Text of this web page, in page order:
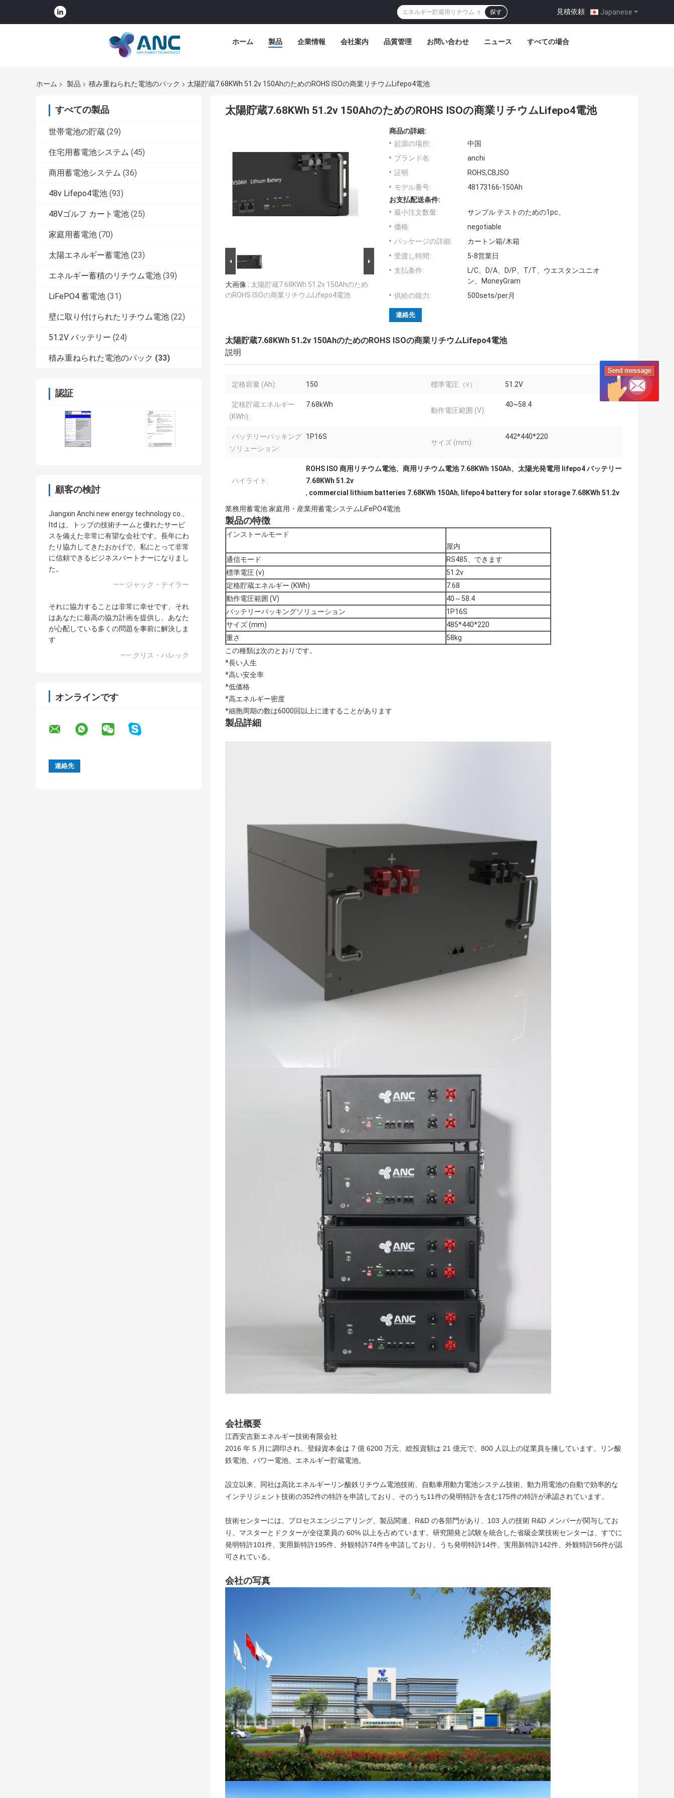
Japanese
見積依頼 |
探す
ホーム 製品 企業情報 会社案内 品質管理 お問い合わせ ニュース すべての場合
ホーム 製品 積み重ねられた電池のパック 太陽貯蔵7.68KWh 51.2v 150AhのためのROHS ISOの商業リチウムLifepo4電池
すべての製品
世帯電池の貯蔵 (29)
住宅用蓄電池システム (45)
商用蓄電池システム (36)
48v Lifepo4電池 (93)
48Vゴルフ カート電池 (25)
家庭用蓄電池 (70)
太陽エネルギー蓄電池 (23)
エネルギー蓄積のリチウム電池 (39)
LiFePO4 蓄電池 (31)
壁に取り付けられたリチウム電池 (22)
51.2V バッテリー (24)
積み重ねられた電池のパック (33)
認証
顧客の検討
Jiangxin Anchi new energy technology co.、
ltd は、トップの技術チームと優れたサービ
スを備えた非常に有望な会社です。長年にわ
たり協力してきたおかげで、私にとって非常
に信頼できるビジネスパートナーになりまし
た。
—— ジャック・テイラー
それに協力することは非常に幸せです、それ
はあなたに最高の協力計画を提供し、あなた
が心配している多くの問題を事前に解決しま
す
—— クリス・ハレック
オンラインです
太陽貯蔵7.68KWh 51.2v 150AhのためのROHS ISOの商業リチウムLifepo4電池
大画像 : 太陽貯蔵7.68KWh 51.2v 150Ahのため
のROHS ISOの商業リチウムLifepo4電池
商品の詳細:
起源の場所:
中国
ブランド名:
anchi
証明:
ROHS,CB,ISO
モデル番号:
48173166-150Ah
お支払配送条件:
最小注文数量:
サンプル テストのための1pc、
価格:
negotiable
パッケージの詳細:
カートン箱/木箱
受渡し時間:
5-8営業日
支払条件:
L/C、D/A、D/P、T/T、ウエスタンユニオ
ン、MoneyGram
供給の能力:
500sets/per月
連絡先
太陽貯蔵7.68KWh 51.2v 150AhのためのROHS ISOの商業リチウムLifepo4電池
説明
定格容量 (Ah): 150 標準電圧（v）: 51.2V
定格貯蔵エネルギー
(KWh):
7.68kWh
動作電圧範囲 (V):
40~58.4
バッテリーパッキング
ソリューション:
1P16S
サイズ (mm):
442*440*220
ハイライト:
ROHS ISO 商用リチウム電池、商用リチウム電池 7.68KWh 150Ah、太陽光発電用 lifepo4 バッテリー
7.68KWh 51.2v
, commercial lithium batteries 7.68KWh 150Ah, lifepo4 battery for solar storage 7.68KWh 51.2v
業務用蓄電池 家庭用・産業用蓄電システムLiFePO4電池
製品の特徴
インストールモード
屋内
通信モード
RS485、できます
標準電圧 (v)
51.2v
定格貯蔵エネルギー (KWh)
7.68
動作電圧範囲 (V)
40～58.4
バッテリーパッキングソリューション
1P16S
サイズ (mm)
485*440*220
重さ
58kg
この種類は次のとおりです。
*長い人生
*高い安全率
*低価格
*高エネルギー密度
*細胞周期の数は6000回以上に達することがあります
製品詳細
会社概要
江西安吉新エネルギー技術有限会社
2016 年 5 月に調印され、登録資本金は 7 億 6200 万元、総投資額は 21 億元で、800 人以上の従業員を擁しています。リン酸
鉄電池、パワー電池、エネルギー貯蔵電池。
設立以来、同社は高比エネルギーリン酸鉄リチウム電池技術、自動車用動力電池システム技術、動力用電池の自動で効率的な
インテリジェント技術の352件の特許を申請しており、そのうち11件の発明特許を含む175件の特許が承認されています。
技術センターには、プロセスエンジニアリング、製品関連、R&D の各部門があり、103 人の技術 R&D メンバーが関与してお
り、マスターとドクターが全従業員の 60% 以上を占めています。研究開発と試験を統合した省級企業技術センターは、すでに
発明特許101件、実用新特許195件、外観特許74件を申請しており、うち発明特許14件、実用新特許142件、外観特許56件が認
可されている。
会社の写真